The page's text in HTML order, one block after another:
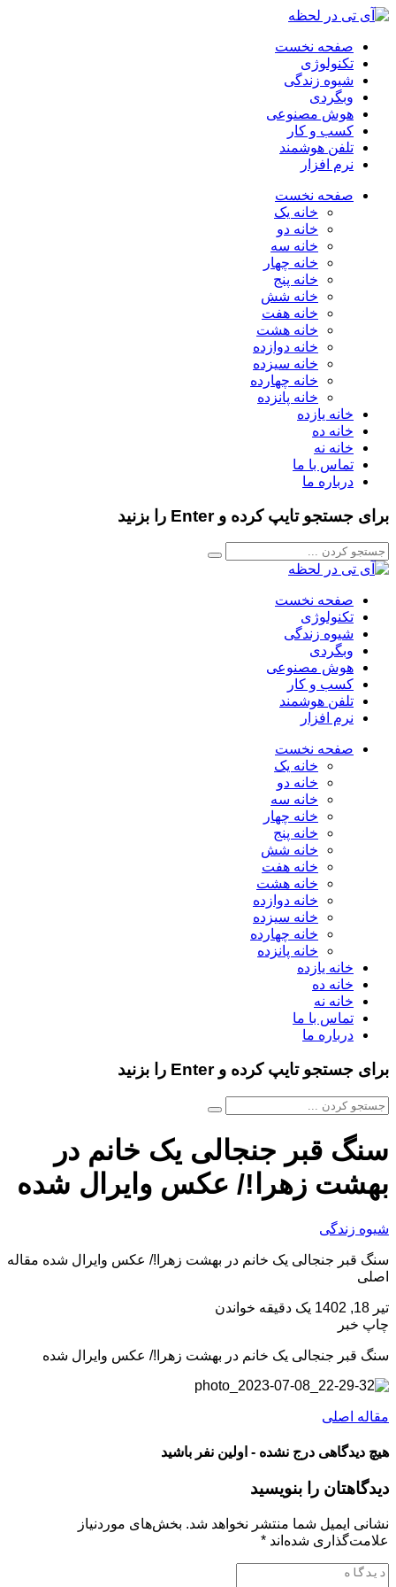
صفحه نخست
تکنولوژی
شیوه زندگی
وبگردی
هوش مصنوعی
کسب و کار
تلفن هوشمند
نرم افزار
صفحه نخست
خانه یک
خانه دو
خانه سه
خانه چهار
خانه پنج
خانه شش
خانه هفت
خانه هشت
خانه دوازده
خانه سیزده
خانه چهارده
خانه پانزده
خانه یازده
خانه ده
خانه نه
تماس با ما
درباره ما
برای جستجو تایپ کرده و Enter را بزنید
صفحه نخست
تکنولوژی
شیوه زندگی
وبگردی
هوش مصنوعی
کسب و کار
تلفن هوشمند
نرم افزار
صفحه نخست
خانه یک
خانه دو
خانه سه
خانه چهار
خانه پنج
خانه شش
خانه هفت
خانه هشت
خانه دوازده
خانه سیزده
خانه چهارده
خانه پانزده
خانه یازده
خانه ده
خانه نه
تماس با ما
درباره ما
برای جستجو تایپ کرده و Enter را بزنید
سنگ قبر جنجالی یک خانم در
بهشت زهرا!/ عکس وایرال شده
شیوه زندگی
سنگ قبر جنجالی یک خانم در بهشت زهرا!/ عکس وایرال شده مقاله
اصلی
تیر 18, 1402
یک دقیقه خواندن
چاپ خبر
سنگ قبر جنجالی یک خانم در بهشت زهرا!/ عکس وایرال شده
مقاله اصلی
هیچ دیدگاهی درج نشده - اولین نفر باشید
دیدگاهتان را بنویسید
نشانی ایمیل شما منتشر نخواهد شد. بخش‌های موردنیاز
علامت‌گذاری شده‌اند *